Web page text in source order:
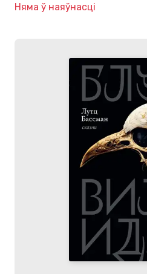
Няма ў наяўнасці